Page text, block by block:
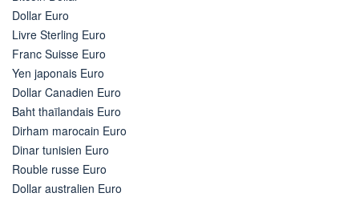
Dollar Euro
Livre Sterling Euro
Franc Suisse Euro
Yen japonais Euro
Dollar Canadien Euro
Baht thaïlandais Euro
Dirham marocain Euro
Dinar tunisien Euro
Rouble russe Euro
Dollar australien Euro